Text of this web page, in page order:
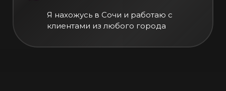
Я нахожусь в Сочи и работаю с
клиентами из любого города